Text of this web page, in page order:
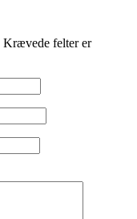
Krævede felter er